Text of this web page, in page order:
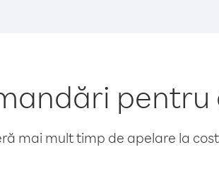
mai mult timp de apelare la